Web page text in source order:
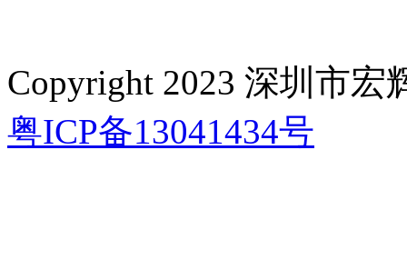
Copyright 2023 深圳市
粤ICP备13041434号